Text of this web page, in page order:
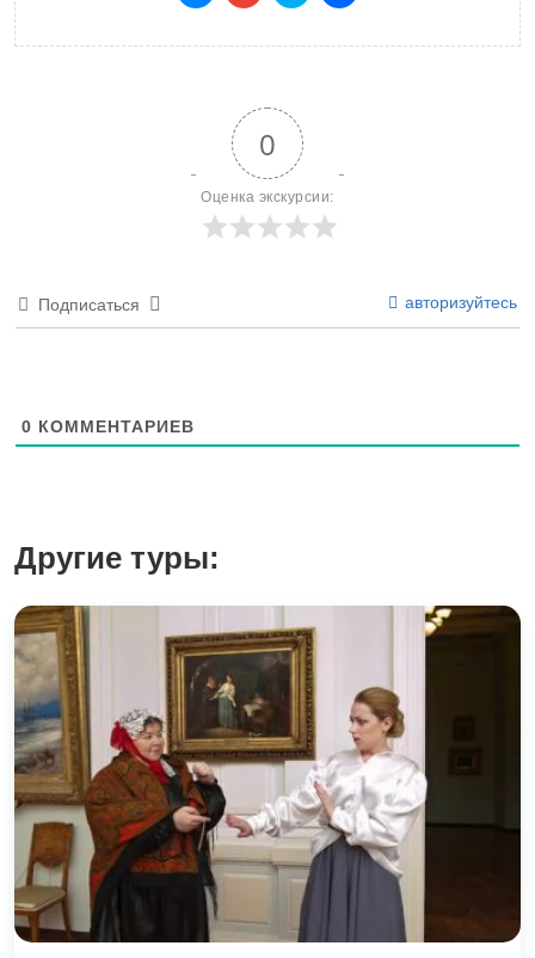
Отправить
0
Оценка экскурсии:
Подписаться авторизуйтесь
0 КОММЕНТАРИЕВ
Другие туры: